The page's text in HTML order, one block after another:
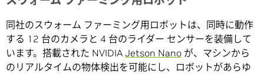
同社のスウォーム ファーミング用ロボットは、同時に動作
する 12 台のカメラと 4 台のライダー センサーを装備して
います。搭載された NVIDIA Jetson Nano が、マシンから
のリアルタイムの物体検出を可能にし、ロボットがあらゆ